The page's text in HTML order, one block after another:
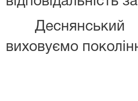
Деснянський
виховуємо